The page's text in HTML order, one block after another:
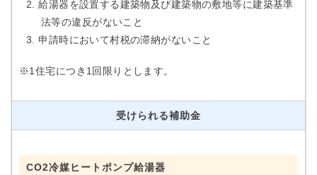
給湯器を設置する建築物及び建築物の敷地等に建築基準
法等の違反がないこと
申請時において村税の滞納がないこと
※1住宅につき1回限りとします。
受けられる補助金
CO2冷媒ヒートポンプ給湯器